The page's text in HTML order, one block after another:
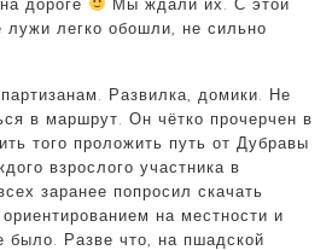
лужи легко обошли, не сильно
Развилка, домики. Не
в маршрут. Он чётко прочерчен в
того проложить путь от Дубравы
взрослого участника в
заранее попросил скачать
на местности и
было. Разве что, на пшадской